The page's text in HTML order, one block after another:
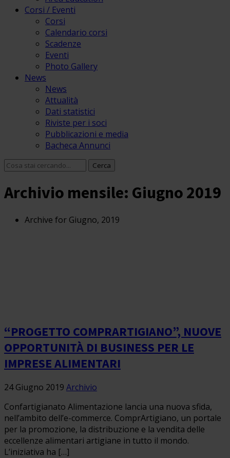
Corsi / Eventi
Corsi
Calendario corsi
Scadenze
Eventi
Photo Gallery
News
News
Attualità
Dati statistici
Riviste per i soci
Pubblicazioni e media
Bacheca Annunci
Archivio mensile: Giugno 2019
Archive for Giugno, 2019
“PROGETTO COMPRARTIGIANO”, NUOVE
OPPORTUNITÀ DI BUSINESS PER LE
IMPRESE ALIMENTARI
24 Giugno 2019 Archivio
Confartigianato Alimentazione lancia una nuova sfida,
nell’ambito dell’e-commerce. ComprArtigiano, un portale
per la promozione, la distribuzione e la vendita delle
eccellenze alimentari artigiane in tutto il mondo.
L’iniziativa ha […]